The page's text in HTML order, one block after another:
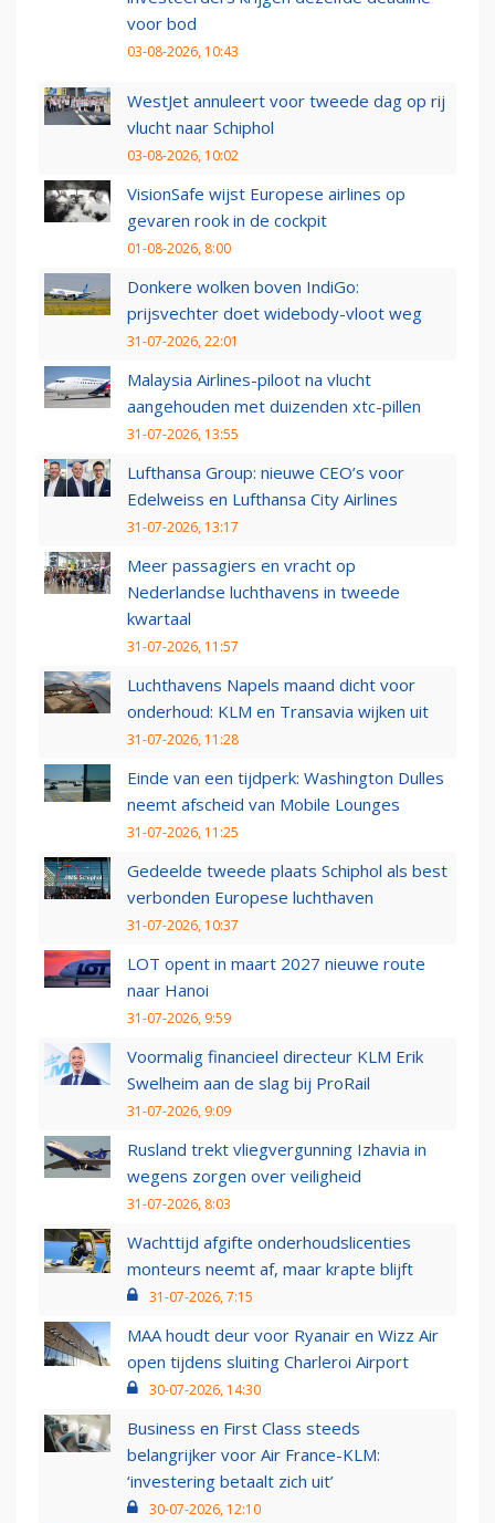
voor bod
03-08-2026, 10:43
WestJet annuleert voor tweede dag op rij
vlucht naar Schiphol
03-08-2026, 10:02
VisionSafe wijst Europese airlines op
gevaren rook in de cockpit
01-08-2026, 8:00
Donkere wolken boven IndiGo:
prijsvechter doet widebody-vloot weg
31-07-2026, 22:01
Malaysia Airlines-piloot na vlucht
aangehouden met duizenden xtc-pillen
31-07-2026, 13:55
Lufthansa Group: nieuwe CEO’s voor
Edelweiss en Lufthansa City Airlines
31-07-2026, 13:17
Meer passagiers en vracht op
Nederlandse luchthavens in tweede
kwartaal
31-07-2026, 11:57
Luchthavens Napels maand dicht voor
onderhoud: KLM en Transavia wijken uit
31-07-2026, 11:28
Einde van een tijdperk: Washington Dulles
neemt afscheid van Mobile Lounges
31-07-2026, 11:25
Gedeelde tweede plaats Schiphol als best
verbonden Europese luchthaven
31-07-2026, 10:37
LOT opent in maart 2027 nieuwe route
naar Hanoi
31-07-2026, 9:59
Voormalig financieel directeur KLM Erik
Swelheim aan de slag bij ProRail
31-07-2026, 9:09
Rusland trekt vliegvergunning Izhavia in
wegens zorgen over veiligheid
31-07-2026, 8:03
Wachttijd afgifte onderhoudslicenties
monteurs neemt af, maar krapte blijft
31-07-2026, 7:15
MAA houdt deur voor Ryanair en Wizz Air
open tijdens sluiting Charleroi Airport
30-07-2026, 14:30
Business en First Class steeds
belangrijker voor Air France-KLM:
‘investering betaalt zich uit’
30-07-2026, 12:10